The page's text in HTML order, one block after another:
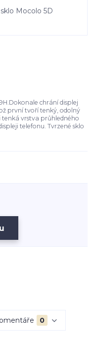
chrání displej
první tvoří tenký, odolný
vrstva průhledného
telefonu. Tvrzené sklo
0